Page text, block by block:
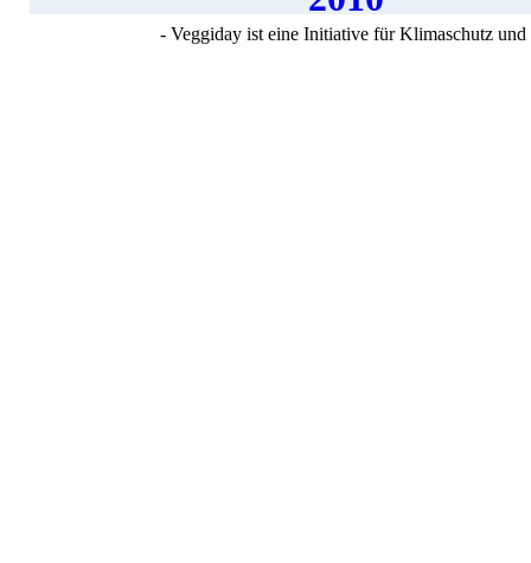
- Veggiday ist eine Initiative für Klimaschutz